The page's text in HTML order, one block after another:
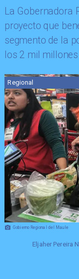
La Gobernadora
proyecto que
segmento de la
los 2 mil
Gobierno Regional del Maule
Regional
Eljaher Pereira